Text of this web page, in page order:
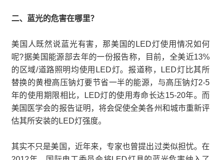
二、蓝光的危害在哪里？
美国人既然说蓝光有害，那美国的LED灯使用情况如何
呢?据美国能源部去年的一份报告称，目前，全美近13%
的区域/道路照明均使用LED灯。报道称，LED灯比其所
替换的黄橙高压钠灯要节省一半的能源，与高压钠灯2-5
年的使用期限相比，LED灯的使用寿命长达15-20年。而
美国医学会的报告证明，将会促使全美各州和城市重新评
估其所安装的LED灯强度。
其实不只是美国，近年来，专家也曾提出过类似担忧。在